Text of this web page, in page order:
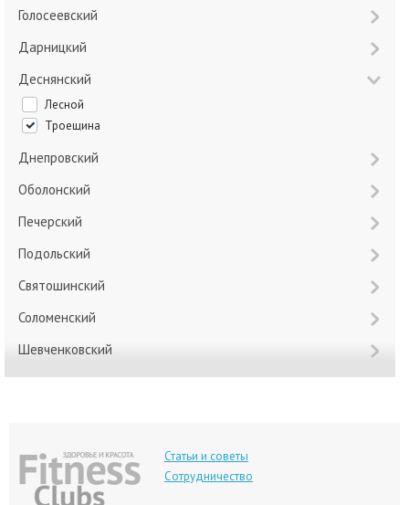
Голосеевский
Дарницкий
Деснянский
Лесной
Троещина
Днепровский
Оболонский
Печерский
Подольский
Святошинский
Соломенский
Шевченковский
Статьи и советы
Сотрудничество